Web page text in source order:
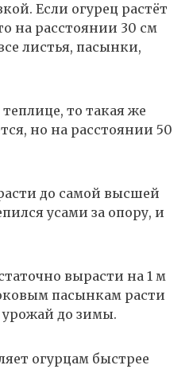
Если огурец растёт
на расстоянии 30 см
листья, пасынки,
то такая же
но на расстоянии 50
до самой высшей
усами за опору, и
вырасти на 1 м
пасынкам расти
урожай до зимы.
огурцам быстрее